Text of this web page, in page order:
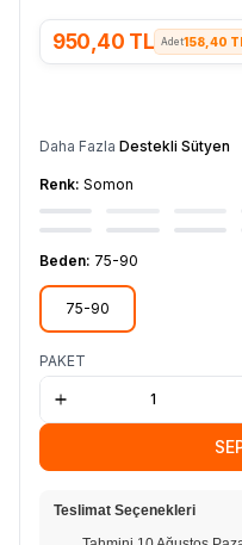
950,40 TL 158,40
Daha Fazla Destekli Sütyen
Renk: Somon
Beden: 75-90
75-90
PAKET
Teslimat Seçenekleri